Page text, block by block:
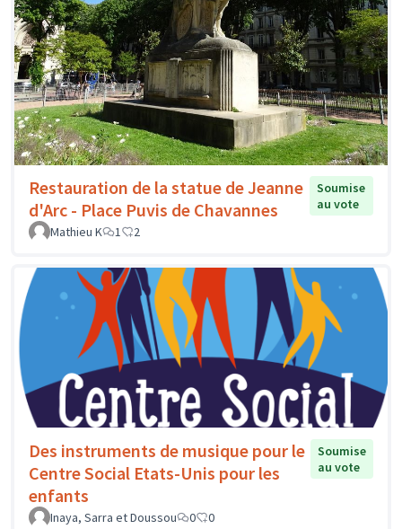
Restauration de la statue de Jeanne
d'Arc - Place Puvis de Chavannes
Soumise
au vote
Mathieu K
1 2
Des instruments de musique pour le
Centre Social Etats-Unis pour les
enfants
Soumise
au vote
Inaya, Sarra et Doussou 0 0